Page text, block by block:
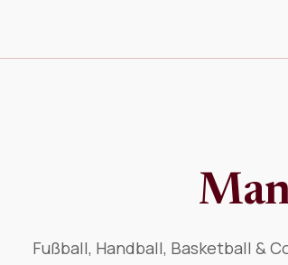
Fußball, Handball, Basketball &